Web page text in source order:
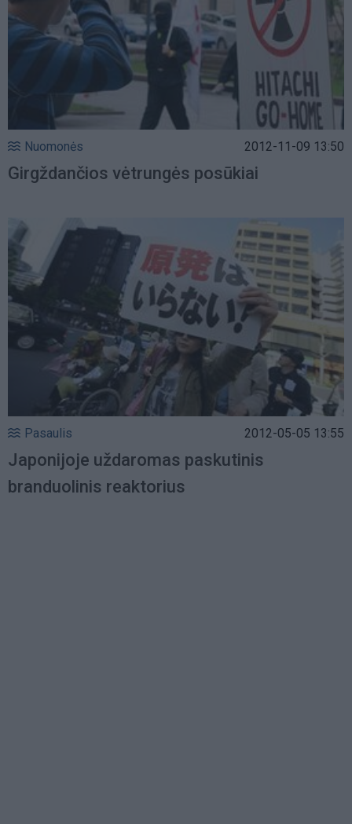
Nuomonės 2012-11-09 13:50
Girgždančios vėtrungės posūkiai
Pasaulis 2012-05-05 13:55
Japonijoje uždaromas paskutinis
branduolinis reaktorius